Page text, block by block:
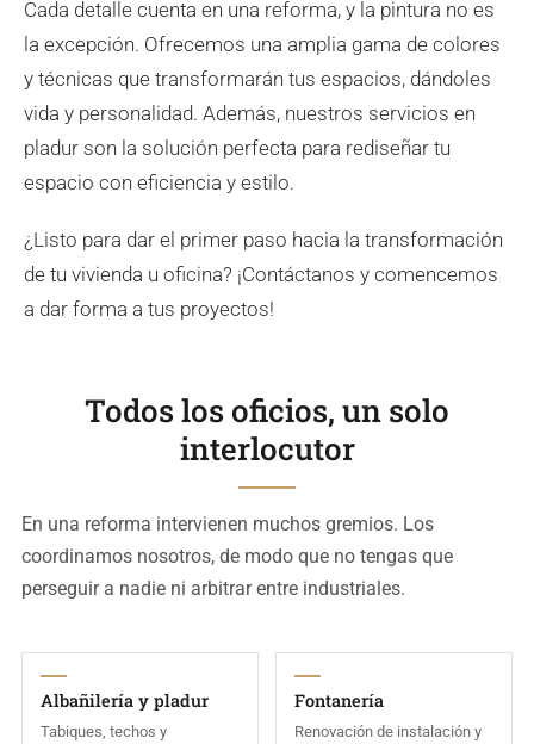
Cada detalle cuenta en una reforma, y la pintura no es
la excepción. Ofrecemos una amplia gama de colores
y técnicas que transformarán tus espacios, dándoles
vida y personalidad. Además, nuestros servicios en
pladur son la solución perfecta para rediseñar tu
espacio con eficiencia y estilo.
¿Listo para dar el primer paso hacia la transformación
de tu vivienda u oficina? ¡Contáctanos y comencemos
a dar forma a tus proyectos!
Todos los oficios, un solo
interlocutor
En una reforma intervienen muchos gremios. Los
coordinamos nosotros, de modo que no tengas que
perseguir a nadie ni arbitrar entre industriales.
Albañilería y pladur
Tabiques, techos y
Fontanería
Renovación de instalación y